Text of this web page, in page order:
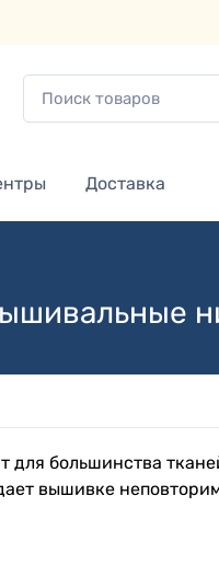
Доставка
для большинства
вышивке